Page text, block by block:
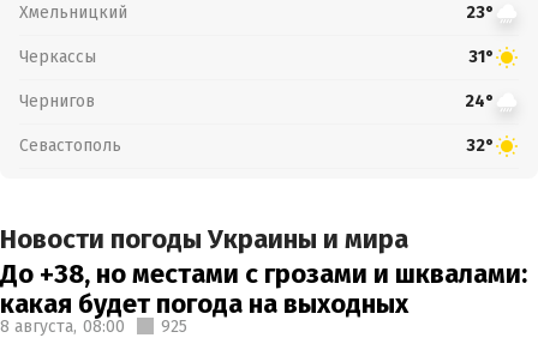
Хмельницкий 23°
Черкассы 31°
Чернигов 24°
Севастополь 32°
Новости погоды Украины и мира
До +38, но местами с грозами и шквалами:
какая будет погода на выходных
8 августа, 08:00 925